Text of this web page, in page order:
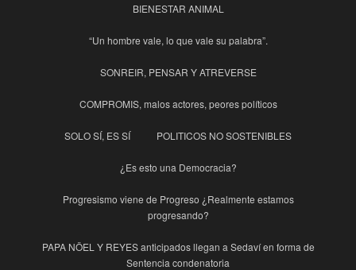
BIENESTAR ANIMAL
“Un hombre vale, lo que vale su palabra”.
SONREIR, PENSAR Y ATREVERSE
COMPROMIS, malos actores, peores políticos
SOLO SÍ, ES SÍ POLITICOS NO SOSTENIBLES
¿Es esto una Democracia?
Progresismo viene de Progreso ¿Realmente estamos
progresando?
PAPA NÖEL Y REYES anticipados llegan a Sedaví en forma de
Sentencia condenatoria